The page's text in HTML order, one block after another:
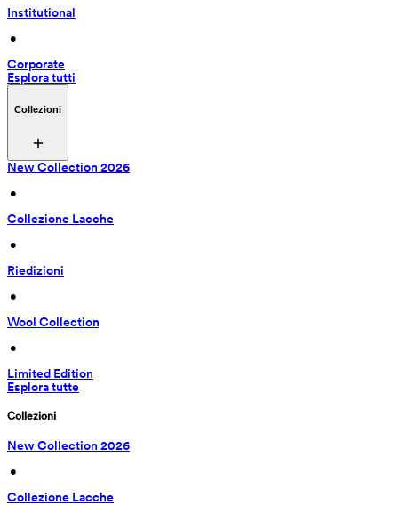
Institutional
•
Corporate
Esplora tutti
Collezioni
New Collection 2026
•
Collezione Lacche
•
Riedizioni
•
Wool Collection
•
Limited Edition
Esplora tutte
Collezioni
New Collection 2026
•
Collezione Lacche